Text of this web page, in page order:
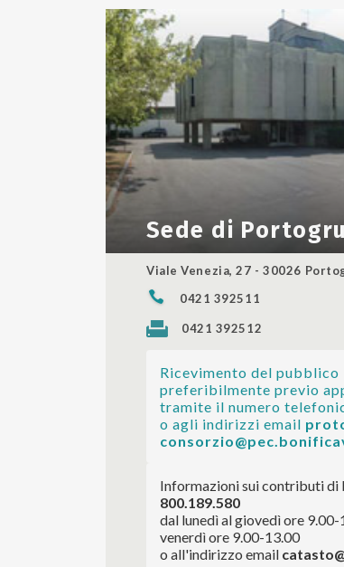
Sede di
Viale Venezia, 27 - 30026
0421 392511
0421 392512
Ricevimento del pubblico
preferibilmente previo
tramite il numero
o agli indirizzi email
Informazioni sui contributi di
800.189.580
dal lunedì al giovedì ore
venerdì ore 9.00-13.00
o all'indirizzo email